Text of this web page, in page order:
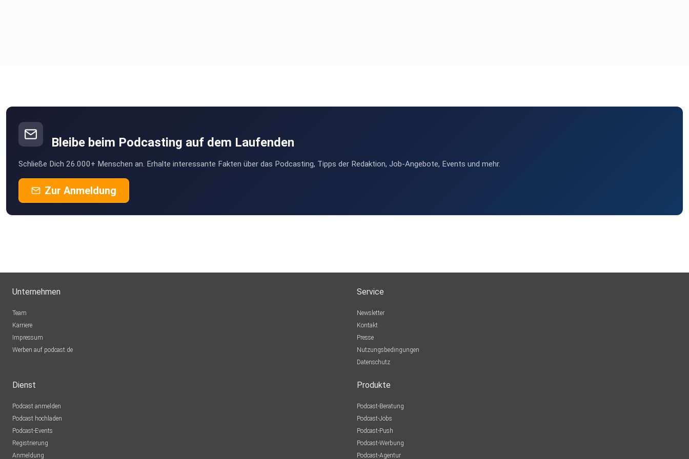
Bleibe beim Podcasting auf dem Laufenden
Schließe Dich 26.000+ Menschen an. Erhalte interessante Fakten über das Podcasting, Tipps der Redaktion, Job-Angebote, Events und mehr.
Zur Anmeldung
Unternehmen
Team
Karriere
Impressum
Werben auf podcast.de
Service
Newsletter
Kontakt
Presse
Nutzungsbedingungen
Datenschutz
Dienst
Podcast anmelden
Podcast hochladen
Podcast-Events
Registrierung
Anmeldung
Produkte
Podcast-Beratung
Podcast-Jobs
Podcast-Push
Podcast-Werbung
Podcast-Agentur